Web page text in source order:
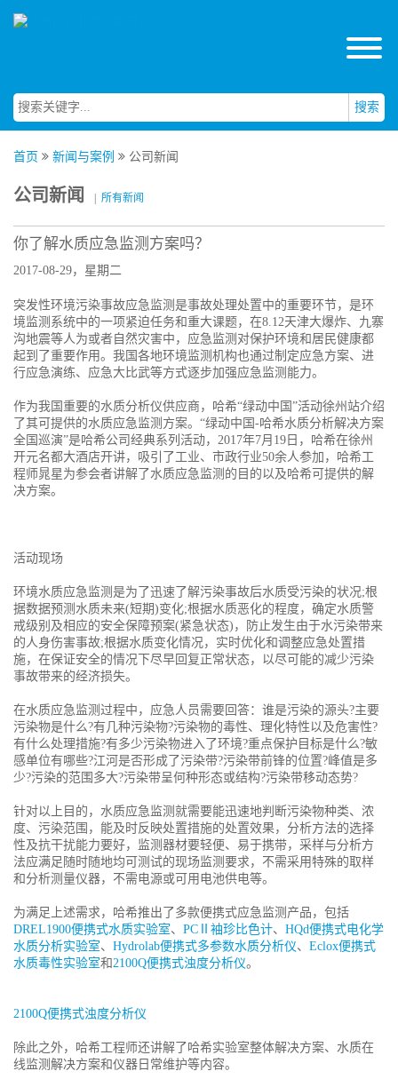
搜索
首页 新闻与案例 公司新闻
公司新闻 所有新闻
你了解水质应急监测方案吗？
2017-08-29，星期二
突发性环境污染事故应急监测是事故处理处置中的重要环节，是环
境监测系统中的一项紧迫任务和重大课题，在8.12天津大爆炸、九寨
沟地震等人为或者自然灾害中，应急监测对保护环境和居民健康都
起到了重要作用。我国各地环境监测机构也通过制定应急方案、进
行应急演练、应急大比武等方式逐步加强应急监测能力。
作为我国重要的水质分析仪供应商，哈希“绿动中国”活动徐州站介绍
了其可提供的水质应急监测方案。“绿动中国-哈希水质分析解决方案
全国巡演”是哈希公司经典系列活动，2017年7月19日，哈希在徐州
开元名都大酒店开讲，吸引了工业、市政行业50余人参加，哈希工
程师晁星为参会者讲解了水质应急监测的目的以及哈希可提供的解
决方案。
活动现场
环境水质应急监测是为了迅速了解污染事故后水质受污染的状况;根
据数据预测水质未来(短期)变化;根据水质恶化的程度，确定水质警
戒级别及相应的安全保障预案(紧急状态)，防止发生由于水污染带来
的人身伤害事故;根据水质变化情况，实时优化和调整应急处置措
施，在保证安全的情况下尽早回复正常状态，以尽可能的减少污染
事故带来的经济损失。
在水质应急监测过程中，应急人员需要回答：谁是污染的源头?主要
污染物是什么?有几种污染物?污染物的毒性、理化特性以及危害性?
有什么处理措施?有多少污染物进入了环境?重点保护目标是什么?敏
感单位有哪些?江河是否形成了污染带?污染带前锋的位置?峰值是多
少?污染的范围多大?污染带呈何种形态或结构?污染带移动态势?
针对以上目的，水质应急监测就需要能迅速地判断污染物种类、浓
度、污染范围，能及时反映处置措施的处置效果，分析方法的选择
性及抗干扰能力要好，监测器材要轻便、易于携带，采样与分析方
法应满足随时随地均可测试的现场监测要求，不需采用特殊的取样
和分析测量仪器，不需电源或可用电池供电等。
为满足上述需求，哈希推出了多款便携式应急监测产品，包括
DREL1900便携式水质实验室、 PCⅡ袖珍比色计、 HQd便携式电化学
水质分析实验室、 Hydrolab便携式多参数水质分析仪、 Eclox便携式
水质毒性实验室和2100Q便携式浊度分析仪。
2100Q便携式浊度分析仪
除此之外，哈希工程师还讲解了哈希实验室整体解决方案、水质在
线监测解决方案和仪器日常维护等内容。